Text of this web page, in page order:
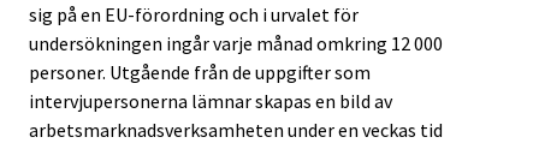
sig på en EU-förordning och i urvalet för
undersökningen ingår varje månad omkring 12 000
personer. Utgående från de uppgifter som
intervjupersonerna lämnar skapas en bild av
arbetsmarknadsverksamheten under en veckas tid